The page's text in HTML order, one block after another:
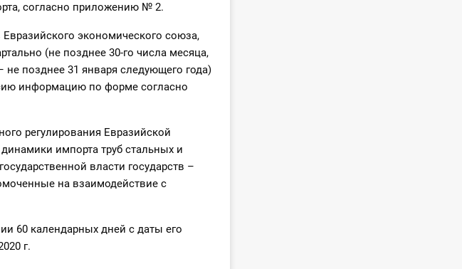
согласно приложению № 2.
экономического союза,
(не позднее 30-го числа месяца,
позднее 31 января следующего года)
информацию по форме согласно
регулирования Евразийской
импорта труб стальных и
власти государств –
на взаимодействие с
60 календарных дней с даты его
г.